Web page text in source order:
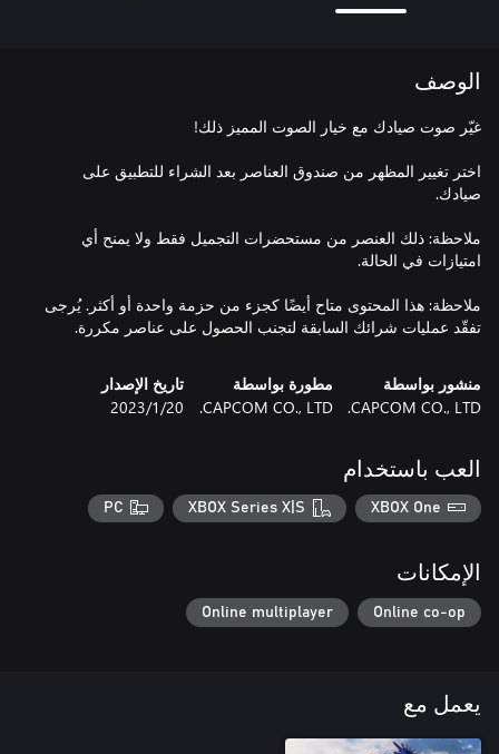
الوصف
اختر تغيير المظهر من صندوق العناصر بعد الشراء للتطبيق على
ملاحظة: ذلك العنصر من مستحضرات التجميل فقط ولا يمنح أي
ملاحظة: هذا المحتوى متاح أيضًا كجزء من حزمة واحدة أو أكثر. يُرجى
تفقّد عمليات شرائك السابقة لتجنب الحصول على عناصر مكررة.
منشور بواسطة
CAPCOM CO., LTD.
مطورة بواسطة
CAPCOM CO., LTD.
تاريخ الإصدار
20‏/1‏/2023
العب باستخدام
XBOX One
XBOX Series X|S
PC
الإمكانات
Online co-op
Online multiplayer
يعمل مع